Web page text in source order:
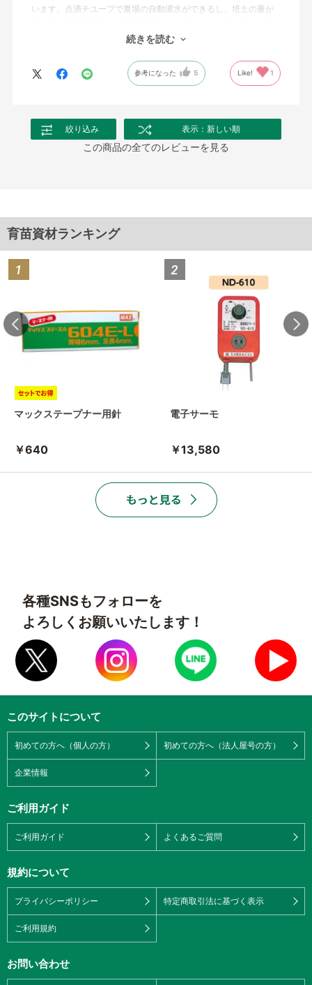
います。点滴チユープで夏場の自動灌水ができるし、培土の量が
続きを読む
参考になった 5 Like! 1
絞り込み 表示：新しい順
この商品の全てのレビューを見る
育苗資材ランキング
マックステープナー用針
￥640
電子サーモ
￥13,580
各種SNSもフォローを
よろしくお願いいたします！
このサイトについて
初めての方へ（個人の方） 初めての方へ（法人屋号の方）
企業情報
ご利用ガイド
ご利用ガイド よくあるご質問
規約について
プライバシーポリシー 特定商取引法に基づく表示
ご利用規約
お問い合わせ